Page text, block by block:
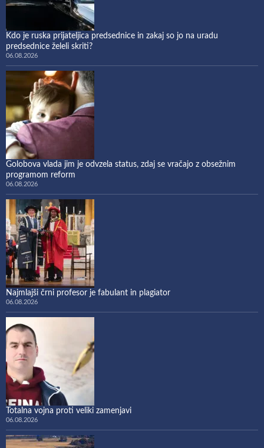
Kdo je ruska prijateljica predsednice in zakaj so jo na uradu
predsednice želeli skriti?
06.08.2026
Golobova vlada jim je odvzela status, zdaj se vračajo z obsežnim
programom reform
06.08.2026
Najmlajši črni profesor je fabulant in plagiator
06.08.2026
Totalna vojna proti veliki zamenjavi
06.08.2026